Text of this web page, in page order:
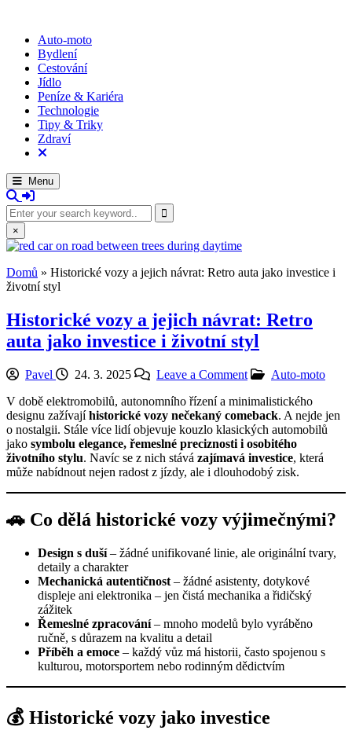
content
WOTODO?
rady, tipy a triky
Auto-moto
Bydlení
Cestování
Jídlo
Peníze & Kariéra
Technologie
Tipy & Triky
Zdraví
Menu
Search
for:
×
Domů » Historické vozy a jejich návrat: Retro auta jako investice i
životní styl
Historické vozy a jejich návrat: Retro
auta jako investice i životní styl
Pavel 24. 3. 2025 Leave a Commenton
vozy
a
jejich
návrat:
Retro
auta
i
životní
Posted
Auto-moto
V době elektromobilů, autonomního řízení a minimalistického
designu zažívajíhistorické vozy nečekaný comeback. A nejde jen
o nostalgii. Stále více lidí objevuje kouzlo klasických automobilů
jako symbolu elegance, řemeslné preciznosti i osobitého
životního stylu. Navíc se z nich stává zajímavá investice, která
může nabídnout nejen radost z jízdy, ale i dlouhodobý zisk.
🚗 Co dělá historické vozy výjimečnými?
Design s duší– žádné unifikované linie, ale originální tvary,
detaily a charakter
Mechanická autentičnost – žádné asistenty, dotykové
displeje ani elektronika – jen čistá mechanika a řidičský
zážitek
Řemeslné zpracování– mnoho modelů bylo vyráběno
ručně, s důrazem na kvalitu a detail
Příběh a emoce – každý vůz má historii, často spojenou s
kulturou, motorsportem nebo rodinným dědictvím
💰 Historické vozy jako investice